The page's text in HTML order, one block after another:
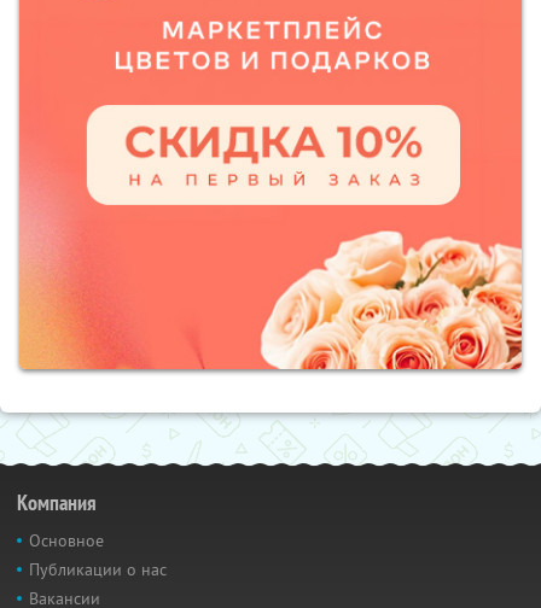
Компания
Основное
Публикации о нас
Вакансии